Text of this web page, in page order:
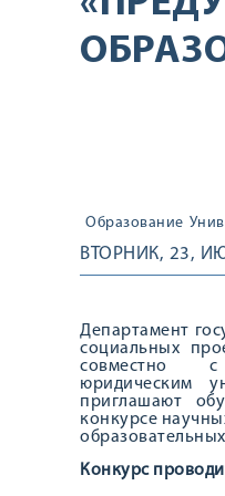
Образование
ВТОРНИК, 23,
Департамент
социальных
совместно с
юридическим
приглашают
конкурсе
Конкурс